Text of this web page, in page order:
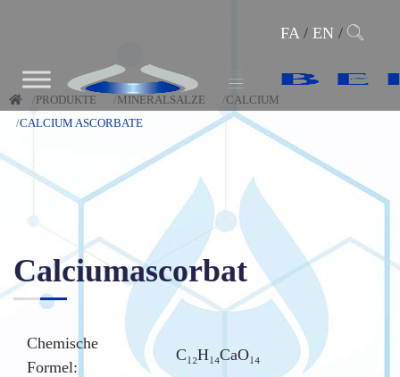
FA/ EN/
PRODUKTE MINERALSALZE
CALCIUM
CALCIUM ASCORBATE
Calciumascorbat
Chemische
Formel:
C₁₂H₁₄CaO₁₄